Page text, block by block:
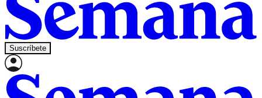
Suscríbete